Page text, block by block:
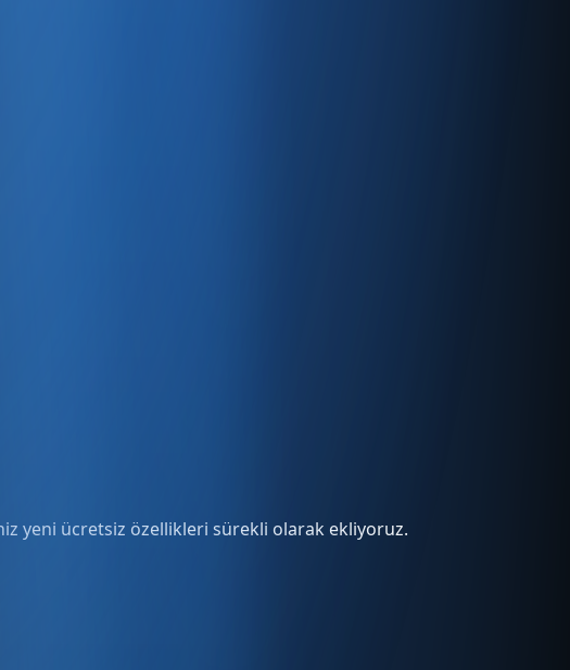
yeni ücretsiz özellikleri sürekli olarak ekliyoruz.